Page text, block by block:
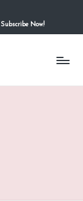
Subscribe Now!